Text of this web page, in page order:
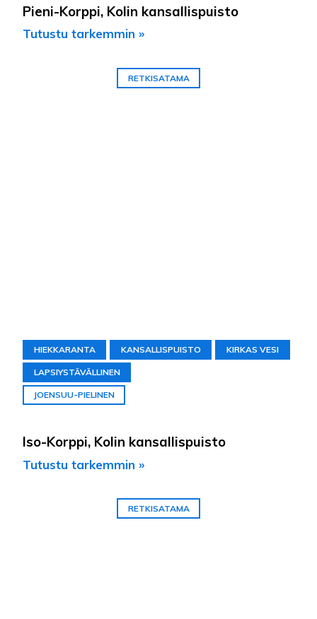
Pieni-Korppi, Kolin kansallispuisto
Tutustu tarkemmin »
RETKISATAMA
HIEKKARANTA KANSALLISPUISTO KIRKAS VESI
LAPSIYSTÄVÄLLINEN
JOENSUU-PIELINEN
Iso-Korppi, Kolin kansallispuisto
Tutustu tarkemmin »
RETKISATAMA